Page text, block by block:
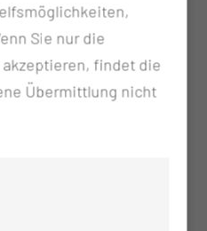
Das
mit vielfältigen
bietet viel
Spielen.
Sie nur die
findet die
Übermittlung nicht